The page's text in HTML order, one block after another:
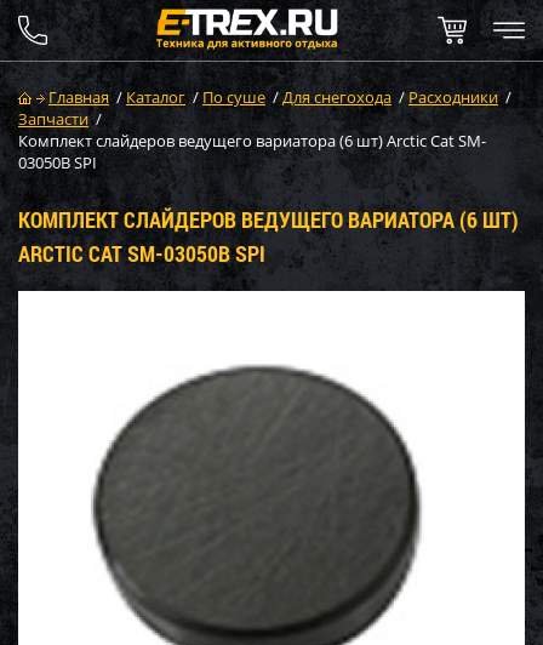
Главная / Каталог / По суше /Для снегохода /Расходники /
Запчасти /
Комплект слайдеров ведущего вариатора (6 шт) Arctic Cat SM-
03050B SPI
КОМПЛЕКТ СЛАЙДЕРОВ ВЕДУЩЕГО ВАРИАТОРА (6 ШТ)
ARCTIC CAT SM-03050B SPI